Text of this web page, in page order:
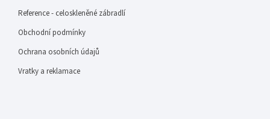
Reference - celoskleněné zábradlí
Obchodní podmínky
Ochrana osobních údajů
Vratky a reklamace